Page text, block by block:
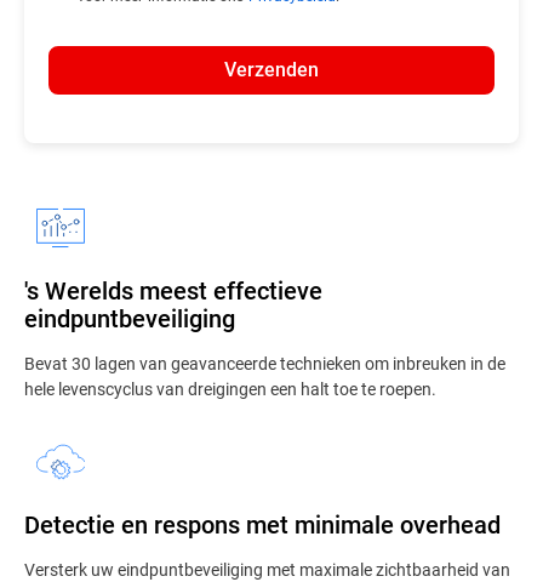
's Werelds meest effectieve
eindpuntbeveiliging
Bevat 30 lagen van geavanceerde technieken om inbreuken in de
hele levenscyclus van dreigingen een halt toe te roepen.
Detectie en respons met minimale overhead
Versterk uw eindpuntbeveiliging met maximale zichtbaarheid van
Verzenden